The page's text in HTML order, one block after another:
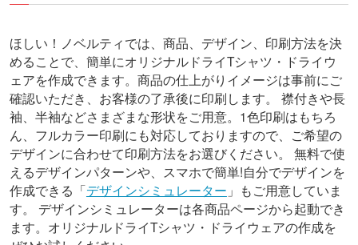
ほしい！ノベルティでは、商品、デザイン、印刷方法を決
めることで、簡単にオリジナルドライTシャツ・ドライウ
ェアを作成できます。商品の仕上がりイメージは事前にご
確認いただき、お客様の了承後に印刷します。 襟付きや長
袖、半袖などさまざまな形状をご用意。1色印刷はもちろ
ん、フルカラー印刷にも対応しておりますので、ご希望の
デザインに合わせて印刷方法をお選びください。 無料で使
えるデザインパターンや、スマホで簡単!自分でデザインを
作成できる「デザインシミュレーター 」もご用意していま
す。 デザインシミュレーターは各商品ページから起動でき
ます。オリジナルドライTシャツ・ドライウェアの作成を